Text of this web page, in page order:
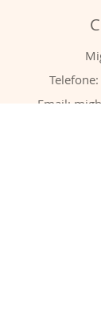
Telefone:
Email: